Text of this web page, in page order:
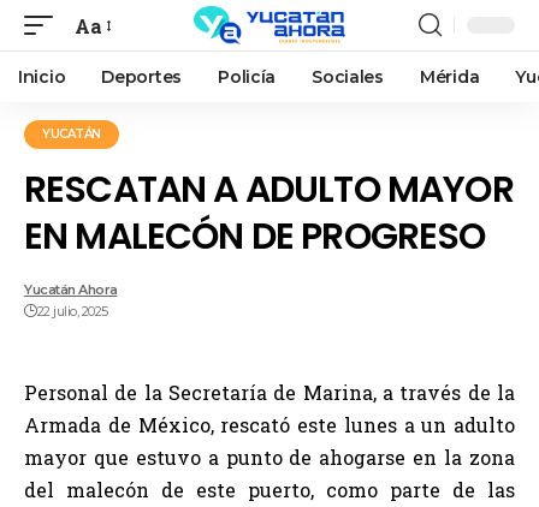
Aa
Inicio Deportes Policía Sociales Mérida
YUCATÁN
RESCATAN A ADULTO MAYOR
EN MALECÓN DE PROGRESO
Yucatán Ahora
22 julio, 2025
Personal de la Secretaría de Marina, a través de la
Armada de México, rescató este lunes a un adulto
mayor que estuvo a punto de ahogarse en la zona
del malecón de este puerto, como parte de las